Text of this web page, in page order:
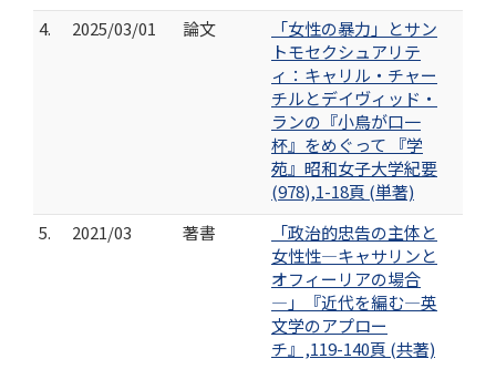
4.
2025/03/01 論文
「女性の暴力」とサン
トモセクシュアリテ
ィ：キャリル・チャー
チルとデイヴィッド・
ランの『小鳥が口一
杯』をめぐって 『学
苑』昭和女子大学紀要
(978),1-18頁 (単著)
5.
2021/03 著書
「政治的忠告の主体と
女性性―キャサリンと
オフィーリアの場合
―」『近代を編む―英
文学のアプロー
チ』,119-140頁 (共著)